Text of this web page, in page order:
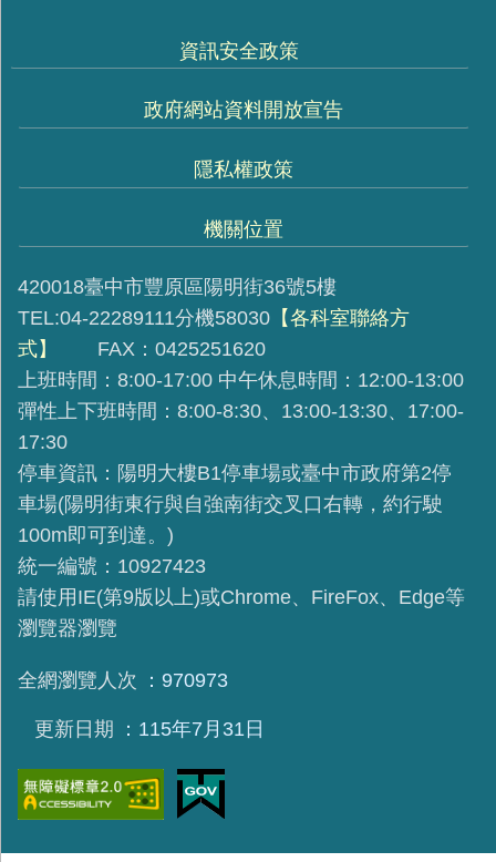
資訊安全政策
政府網站資料開放宣告
隱私權政策
機關位置
420018臺中市豐原區陽明街36號5樓
TEL:04-22289111分機58030 【各科室聯絡方
式】
FAX：0425251620
上班時間：8:00-17:00 中午休息時間：12:00-13:00
彈性上下班時間：8:00-8:30、13:00-13:30、17:00-
17:30
停車資訊：陽明大樓B1停車場或臺中市政府第2停
車場(陽明街東行與自強南街交叉口右轉，約行駛
100m即可到達。)
統一編號：10927423
請使用IE(第9版以上)或Chrome、FireFox、Edge等
瀏覽器瀏覽
全網瀏覽人次 970973
更新日期 115年7月31日